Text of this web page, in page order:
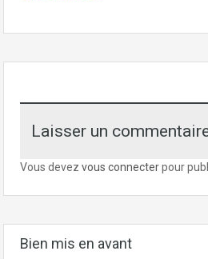
Laisser un
Vous devez vous connecterpour
Bien mis en avant